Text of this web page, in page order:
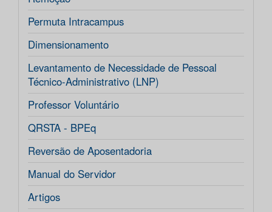
Permuta Intracampus
Dimensionamento
Levantamento de Necessidade de Pessoal
Técnico-Administrativo (LNP)
Professor Voluntário
QRSTA - BPEq
Reversão de Aposentadoria
Manual do Servidor
Artigos